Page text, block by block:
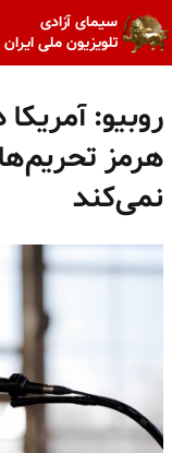
سیمای آزادی
تلویزیون ملی ایران
روبیو:
هرمز
نمی‌کند